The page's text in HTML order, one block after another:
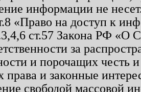
информации не
«Право на доступ к
ст.57 Закона РФ «О
за
и порочащих честь
и законные
свободой массовой